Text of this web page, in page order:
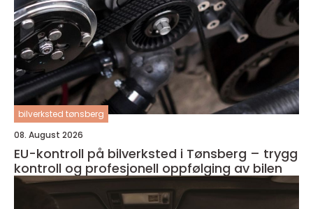
bilverksted tønsberg
08. August 2026
EU-kontroll på bilverksted i Tønsberg – trygg
kontroll og profesjonell oppfølging av bilen